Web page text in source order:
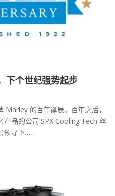
下个世纪强势起步
Marley 的百年诞辰。百年之后，
品的公司 SPX Cooling Tech 丝
领导下……